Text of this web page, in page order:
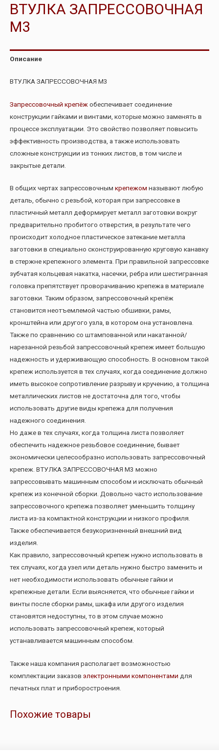
ВТУЛКА ЗАПРЕССОВОЧНАЯ
М3
Описание
ВТУЛКА ЗАПРЕССОВОЧНАЯ М3
Запрессовочный крепёж обеспечивает соединение
конструкции гайками и винтами, которые можно заменять в
процессе эксплуатации. Это свойство позволяет повысить
эффективность производства, а также использовать
сложные конструкции из тонких листов, в том числе и
закрытые детали.
В общих чертах запрессовочным крепежом называют любую
деталь, обычно с резьбой, которая при запрессовке в
пластичный металл деформирует металл заготовки вокруг
предварительно пробитого отверстия, в результате чего
происходит холодное пластическое затекание металла
заготовки в специально сконструированную круговую канавку
в стержне крепежного элемента. При правильной запрессовке
зубчатая кольцевая накатка, насечки, ребра или шестигранная
головка препятствует проворачиванию крепежа в материале
заготовки. Таким образом, запрессовочный крепёж
становится неотъемлемой частью обшивки, рамы,
кронштейна или другого узла, в котором она установлена.
Также по сравнению со штампованной или накатанной/
нарезанной резьбой запрессовочный крепеж имеет большую
надежность и удерживающую способность. В основном такой
крепеж используется в тех случаях, когда соединение должно
иметь высокое сопротивление разрыву и кручению, а толщина
металлических листов не достаточна для того, чтобы
использовать другие виды крепежа для получения
надежного соединения.
Но даже в тех случаях, когда толщина листа позволяет
обеспечить надежное резьбовое соединение, бывает
экономически целесообразно использовать запрессовочный
крепеж. ВТУЛКА ЗАПРЕССОВОЧНАЯ М3 можно
запрессовывать машинным способом и исключать обычный
крепеж из конечной сборки. Довольно часто использование
запрессовочного крепежа позволяет уменьшить толщину
листа из-за компактной конструкции и низкого профиля.
Также обеспечивается безукоризненный внешний вид
изделия.
Как правило, запрессовочный крепеж нужно использовать в
тех случаях, когда узел или деталь нужно быстро заменить и
нет необходимости использовать обычные гайки и
крепежные детали. Если выясняется, что обычные гайки и
винты после сборки рамы, шкафа или другого изделия
становятся недоступны, то в этом случае можно
использовать запрессовочный крепеж, который
устанавливается машинным способом.
Также наша компания располагает возможностью
комплектации заказов электронными компонентами для
печатных плат и приборостроения.
Похожие товары